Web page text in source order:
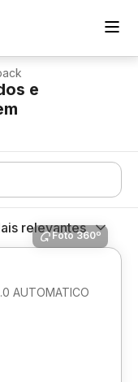
e
relevantes
Foto 360º
AUTOMATICO